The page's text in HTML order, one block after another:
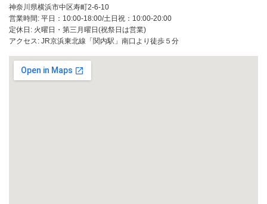
神奈川県横浜市中区寿町2-6-10
営業時間: 平日：10:00-18:00/土日祝：10:00-20:00
定休日: 火曜日・第三月曜日(祝祭日は営業)
アクセス: JR京浜東北線「関内駅」南口より徒歩５分